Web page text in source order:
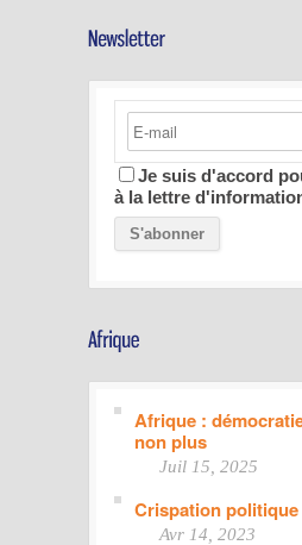
Je suis d'accord
à la lettre
Afrique :
non plus
Juil 15, 2025
Crispation
Avr 14, 2023